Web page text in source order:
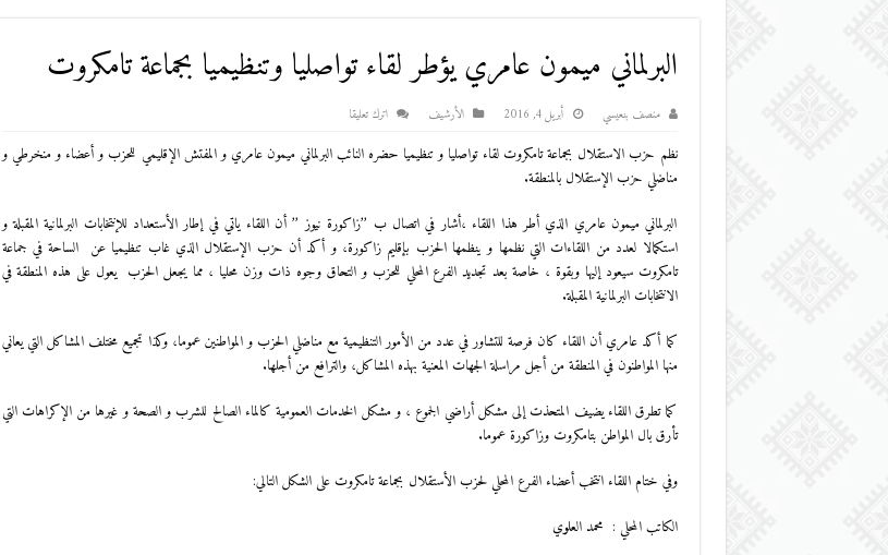
البرلماني ميمون عامري يؤطر لقاء تواصليا وتنظيميا بجماعة تامكروت
منصف بنعيسي أبريل 4, 2016 اﻷرشيف اترك تعليقا
نظم حزب الاستقلال بجماعة تامكروت لقاء تواصليا و تنظيميا حضره النائب البرلماني ميمون عامري و المفتش الإقليمي للحزب و أعضاء و منخرطي و
مناضلي حزب الإستقلال بالمنطقة.
البرلماني ميمون عامري الذي أطر هذا اللقاء ،أشار في اتصال ب ’’زاكورة نيوز ’’ أن اللقاء ياتي في إطار الأستعداد للإنتخابات البرلمانية المقبلة و
استكمالا لعدد من اللقاءات التي نظمها و ينظمها الحزب بإقليم زاكورة، و أكد أن حزب الإستقلال الذي غاب تنظيميا عن الساحة في جماعة
تامكروت سيعود إليها وبقوة ، خاصة بعد تجديد الفرع المحلي للحزب و التحاق وجوه ذات وزن محليا ، مما يجعل الحزب يعول على هذه المنطقة في
الانتخابات البرلمانية المقبلة.
كما أكد عامري أن اللقاء كان فرصة للتشاور في عدد من الأمور التنظيمية مع مناضلي الحزب و المواطنين عموما، وكذا تجميع مختلف المشاكل التي يعاني
منها المواطنون في المنطقة من أجل مراسلة الجهات المعنية بهذه المشاكل، والترافع من أجلها.
كما تطرق اللقاء يضيف المتحذت إلى مشكل أراضي الجموع ، و مشكل الخدمات العمومية كالماء الصالح للشرب و الصحة و غيرها من الإكراهات التي
تأرق بال المواطن بتامكروت وزاكورة عموما.
وفي ختام اللقاء انتخب أعضاء الفرع المحلي لحزب الأستقلال بجماعة تامكروت على الشكل التالي:
الكاتب المحلي : محمد العلوي